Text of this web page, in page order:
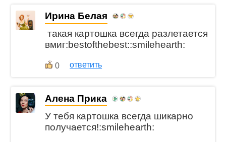
Ирина Белая
такая картошка всегда разлетается
вмиг:bestofthebest::smilehearth:
0 ответить
Алена Прика
У тебя картошка всегда шикарно
получается!:smilehearth: